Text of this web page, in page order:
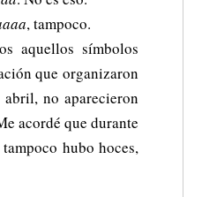
, tampoco.
aquellos símbolos
que organizaron
no aparecieron
acordé que durante
hubo hoces,